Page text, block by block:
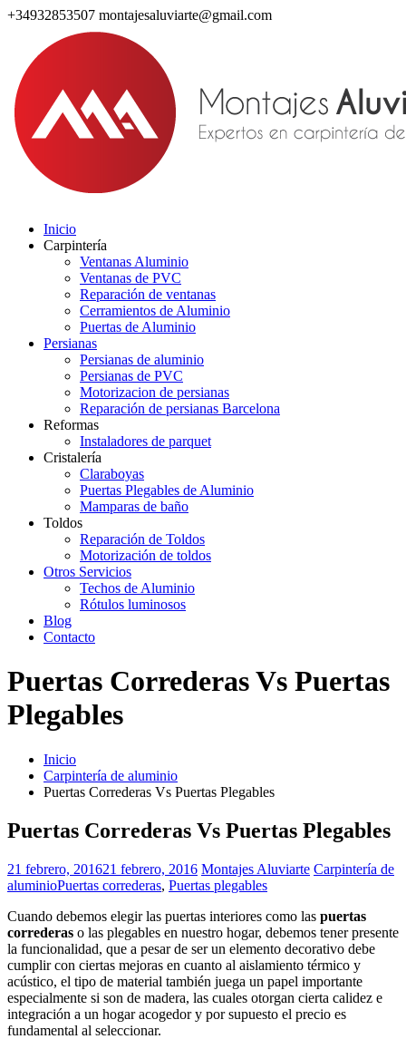
+34932853507 montajesaluviarte@gmail.com
Inicio
Carpintería
Ventanas Aluminio
Ventanas de PVC
Reparación de ventanas
Cerramientos de Aluminio
Puertas de Aluminio
Persianas
Persianas de aluminio
Persianas de PVC
Motorizacion de persianas
Reparación de persianas Barcelona
Reformas
Instaladores de parquet
Cristalería
Claraboyas
Puertas Plegables de Aluminio
Mamparas de baño
Toldos
Reparación de Toldos
Motorización de toldos
Otros Servicios
Techos de Aluminio
Rótulos luminosos
Blog
Contacto
Puertas Correderas Vs Puertas
Plegables
Inicio
Carpintería de aluminio
Puertas Correderas Vs Puertas Plegables
Puertas Correderas Vs Puertas Plegables
21 febrero, 201621 febrero, 2016 Montajes Aluviarte Carpintería de
aluminioPuertas correderas, Puertas plegables
Cuando debemos elegir las puertas interiores como las puertas
correderas o las plegables en nuestro hogar, debemos tener presente
la funcionalidad, que a pesar de ser un elemento decorativo debe
cumplir con ciertas mejoras en cuanto al aislamiento térmico y
acústico, el tipo de material también juega un papel importante
especialmente si son de madera, las cuales otorgan cierta calidez e
integración a un hogar acogedor y por supuesto el precio es
fundamental al seleccionar.